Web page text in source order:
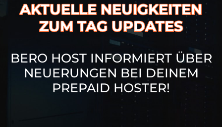
AKTUELLE NEUIGKEITEN
ZUM TAG UPDATES
BERO HOST INFORMIERT ÜBER
NEUERUNGEN BEI DEINEM
PREPAID HOSTER!